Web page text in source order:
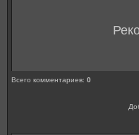
Всего комментариев:0